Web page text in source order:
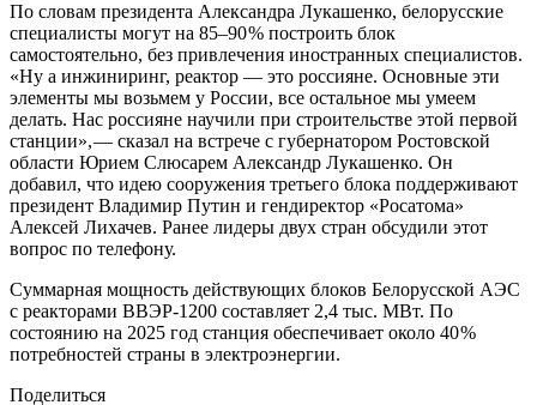
По словам президента Александра Лукашенко, белорусские
специалисты могут на 85–90 % построить блок
самостоятельно, без привлечения иностранных специалистов.
«Ну а инжиниринг, реактор — ​это россияне. Основные эти
элементы мы возьмем у России, все остальное мы умеем
делать. Нас россияне научили при строительстве этой первой
станции», — ​сказал на встрече с губернатором Ростовской
области Юрием Слюсарем Александр Лукашенко. Он
добавил, что идею сооружения третьего блока поддерживают
президент Владимир Путин и гендиректор «Росатома»
Алексей Лихачев. Ранее лидеры двух стран обсудили этот
вопрос по телефону.
Суммарная мощность действующих блоков Белорусской АЭС
с реакторами ВВЭР‑1200 составляет 2,4 тыс. МВт. По
состоянию на 2025 год станция обеспечивает около 40 %
потребностей страны в электроэнергии.
Поделиться